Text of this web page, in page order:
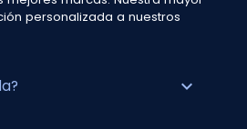
personalizada a nuestros
expand_more